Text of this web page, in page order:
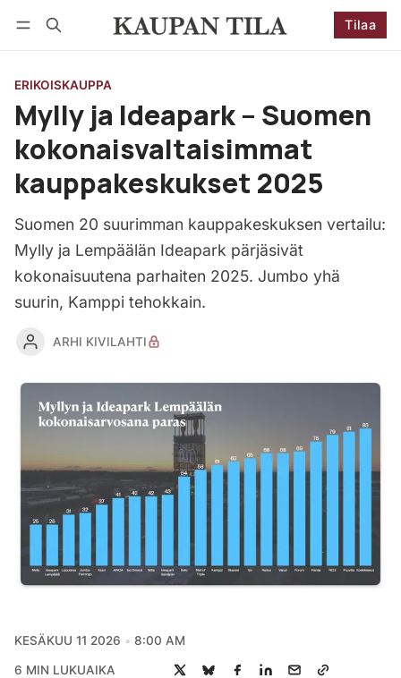
Tilaa
ERIKOISKAUPPA
Mylly ja Ideapark – Suomen
kokonaisvaltaisimmat
kauppakeskukset 2025
Suomen 20 suurimman kauppakeskuksen vertailu:
Mylly ja Lempäälän Ideapark pärjäsivät
kokonaisuutena parhaiten 2025. Jumbo yhä
suurin, Kamppi tehokkain.
ARHI KIVILAHTI
KESÄKUU 11 2026 8:00 AM
6 MIN LUKUAIKA